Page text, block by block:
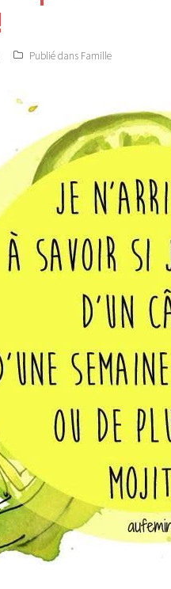
Publié dans Famille